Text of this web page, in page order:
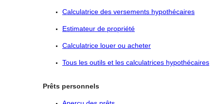
Calculatrice des versements hypothécaires
Estimateur de propriété
Calculatrice louer ou acheter
Tous les outils et les calculatrices hypothécaires
Prêts personnels